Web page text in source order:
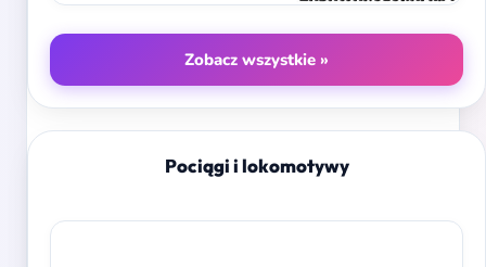
Zobacz wszystkie »
Pociągi i lokomotywy